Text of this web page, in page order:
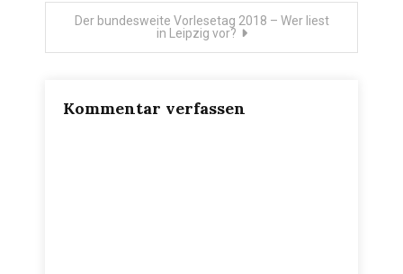
Der bundesweite Vorlesetag 2018 – Wer liest
in Leipzig vor?
Kommentar verfassen